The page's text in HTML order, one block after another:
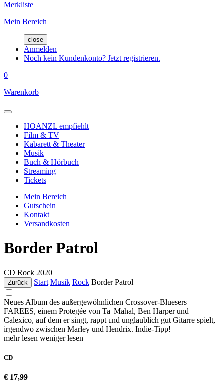
Merkliste
Mein Bereich
close
Anmelden
Noch kein Kundenkonto? Jetzt registrieren.
0
Warenkorb
HOANZL empfiehlt
Film & TV
Kabarett & Theater
Musik
Buch & Hörbuch
Streaming
Tickets
Mein Bereich
Gutschein
Kontakt
Versandkosten
Border Patrol
CD Rock 2020
Zurück Start Musik Rock Border Patrol
Neues Album des außergewöhnlichen Crossover-Bluesers
FAREES, einem Protegée von Taj Mahal, Ben Harper und
Calexico, auf dem er singt, rappt und unglaublich gut Gitarre spielt,
irgendwo zwischen Marley und Hendrix. Indie-Tipp!
mehr lesen weniger lesen
CD
€ 17,99